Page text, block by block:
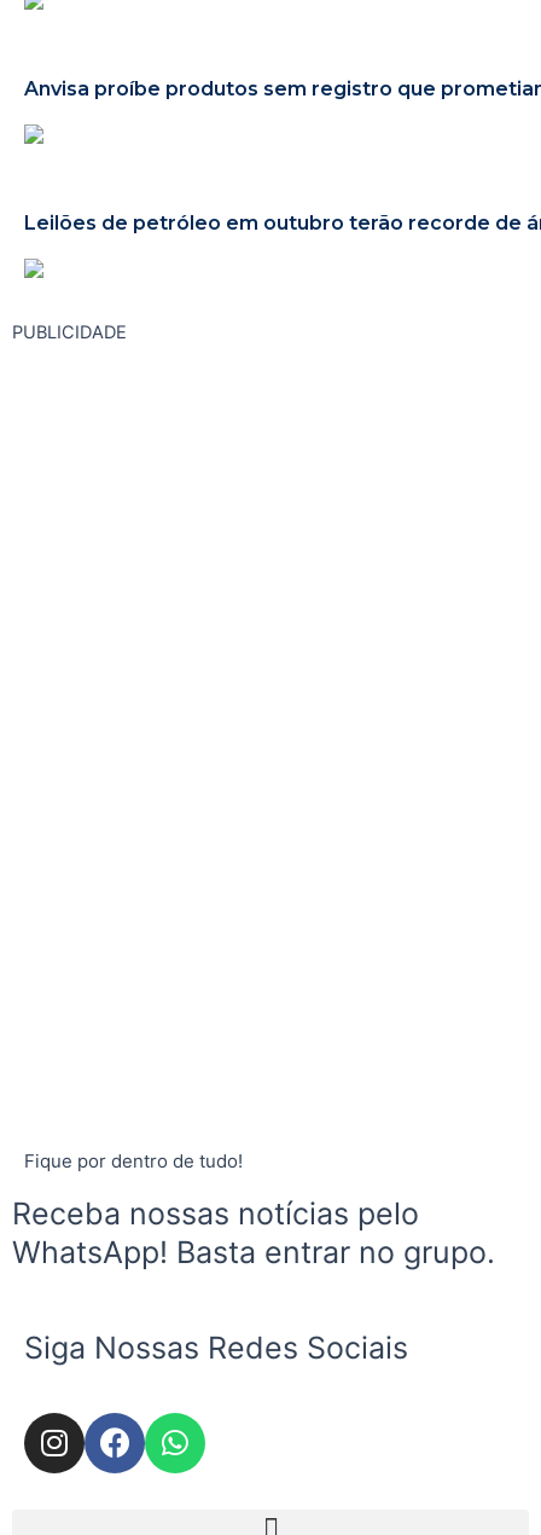
Anvisa proíbe produtos sem registro que
Leilões de petróleo em outubro terão recorde de
PUBLICIDADE
Fique por dentro de tudo!
Receba nossas notícias pelo
WhatsApp! Basta entrar no grupo.
Siga Nossas Redes Sociais
I
n
F
a
W
h
Menu